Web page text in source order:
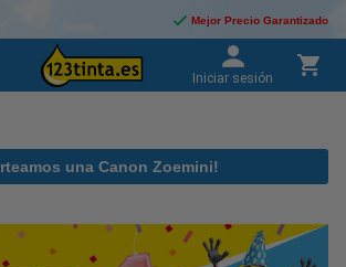
Mejor Precio Garantizado
Iniciar sesión
una Canon Zoemini!